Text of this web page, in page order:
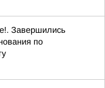
Завершились
по